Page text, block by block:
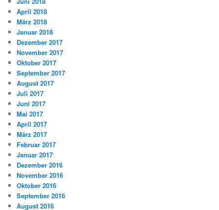
April 2018
März 2018
Januar 2018
Dezember 2017
November 2017
Oktober 2017
September 2017
August 2017
Juli 2017
Juni 2017
Mai 2017
April 2017
März 2017
Februar 2017
Januar 2017
Dezember 2016
November 2016
Oktober 2016
September 2016
August 2016